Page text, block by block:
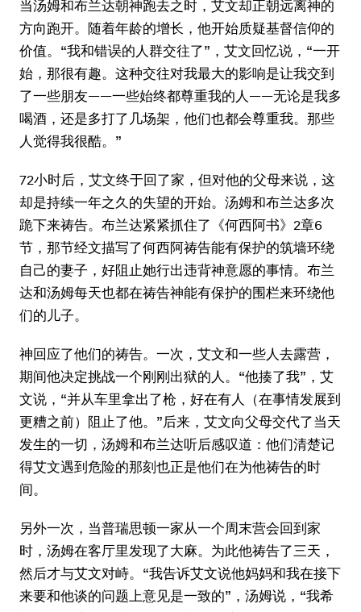
当汤姆和布兰达朝神跑去之时，艾文却正朝远离神的
方向跑开。随着年龄的增长，他开始质疑基督信仰的
价值。“我和错误的人群交往了”，艾文回忆说，“一开
始，那很有趣。这种交往对我最大的影响是让我交到
了一些朋友——一些始终都尊重我的人——无论是我多
喝酒，还是多打了几场架，他们也都会尊重我。那些
人觉得我很酷。”
72小时后，艾文终于回了家，但对他的父母来说，这
却是持续一年之久的失望的开始。汤姆和布兰达多次
跪下来祷告。布兰达紧紧抓住了《何西阿书》2章6
节，那节经文描写了何西阿祷告能有保护的筑墙环绕
自己的妻子，好阻止她行出违背神意愿的事情。布兰
达和汤姆每天也都在祷告神能有保护的围栏来环绕他
们的儿子。
神回应了他们的祷告。一次，艾文和一些人去露营，
期间他决定挑战一个刚刚出狱的人。“他揍了我”，艾
文说，“并从车里拿出了枪，好在有人（在事情发展到
更糟之前）阻止了他。”后来，艾文向父母交代了当天
发生的一切，汤姆和布兰达听后感叹道：他们清楚记
得艾文遇到危险的那刻也正是他们在为他祷告的时
间。
另外一次，当普瑞思顿一家从一个周末营会回到家
时，汤姆在客厅里发现了大麻。为此他祷告了三天，
然后才与艾文对峙。“我告诉艾文说他妈妈和我在接下
来要和他谈的问题上意见是一致的”，汤姆说，“我希